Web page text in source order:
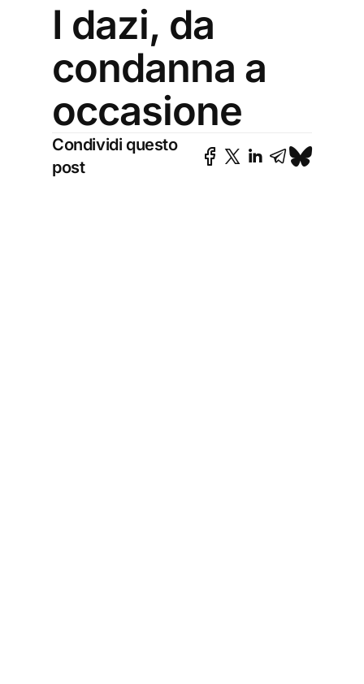
I dazi, da
condanna a
occasione
Condividi questo
post